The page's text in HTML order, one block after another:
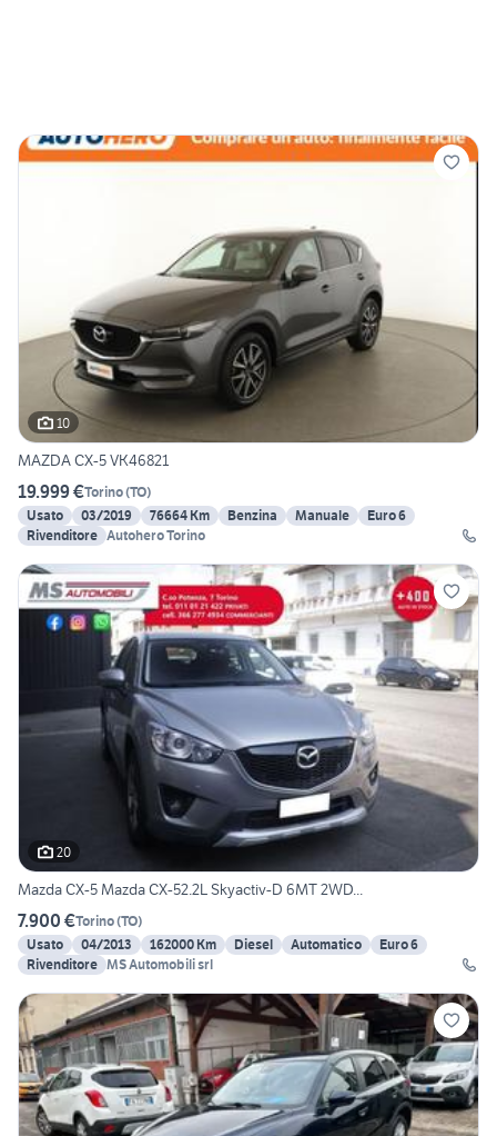
10
MAZDA CX-5 VK46821
19.999 €Torino(TO)
Usato
03/2019 76664 Km Benzina Manuale
Euro 6
Rivenditore Autohero Torino
20
Mazda CX-5 Mazda CX-52.2L Skyactiv-D 6MT 2WD...
7.900 €Torino(TO)
Usato
04/2013 162000 Km Diesel Automatico
Euro 6
Rivenditore MS Automobili srl